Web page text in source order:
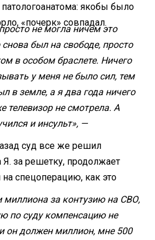
якобы было
«почерк» совпадал.
не могла ничем это
был на свободе, просто
в особом браслете. Ничего
у меня не было сил, тем
в земле, а я два года ничего
телевизор не смотрела. А
и инсульт», —
суд все же решил
Я. за решетку, продолжает
спецоперацию, как это
миллиона за контузию на СВО,
по суду компенсацию не
он должен миллион, мне 500